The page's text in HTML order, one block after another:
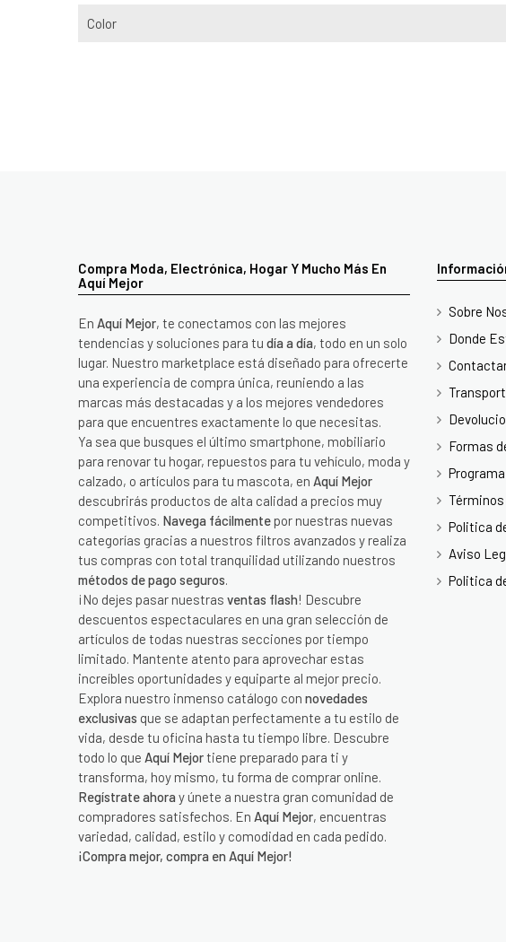
Color
Compra Moda, Electrónica, Hogar Y Mucho Más En
Aquí Mejor
En Aquí Mejor, te conectamos con las mejores
tendencias y soluciones para tu día a día, todo en un solo
lugar. Nuestro marketplace está diseñado para ofrecerte
una experiencia de compra única, reuniendo a las
marcas más destacadas y a los mejores vendedores
para que encuentres exactamente lo que necesitas.
Ya sea que busques el último smartphone, mobiliario
para renovar tu hogar, repuestos para tu vehículo, moda y
calzado, o artículos para tu mascota, en Aquí Mejor
descubrirás productos de alta calidad a precios muy
competitivos. Navega fácilmente por nuestras nuevas
categorías gracias a nuestros filtros avanzados y realiza
tus compras con total tranquilidad utilizando nuestros
métodos de pago seguros.
¡No dejes pasar nuestras ventas flash! Descubre
descuentos espectaculares en una gran selección de
artículos de todas nuestras secciones por tiempo
limitado. Mantente atento para aprovechar estas
increíbles oportunidades y equiparte al mejor precio.
Explora nuestro inmenso catálogo con novedades
exclusivas que se adaptan perfectamente a tu estilo de
vida, desde tu oficina hasta tu tiempo libre. Descubre
todo lo que Aquí Mejortiene preparado para ti y
transforma, hoy mismo, tu forma de comprar online.
Regístrate ahora y únete a nuestra gran comunidad de
compradores satisfechos. En Aquí Mejor, encuentras
variedad, calidad, estilo y comodidad en cada pedido.
¡Compra mejor, compra en Aquí Mejor!
Sobre
Donde
Formas
Politica
Aviso
Politica